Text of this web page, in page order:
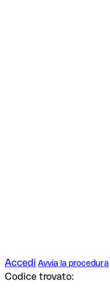
Accedi Avvia la procedura
Codice trovato: